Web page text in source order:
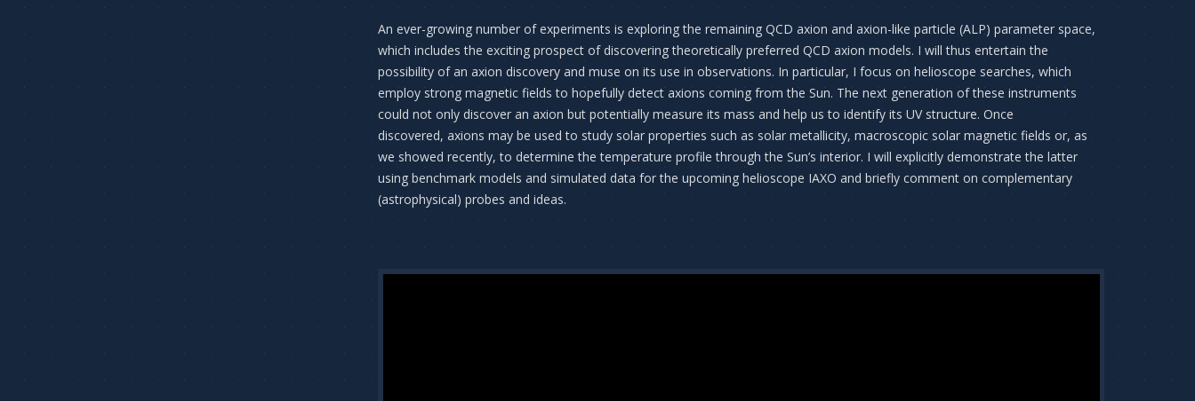
An ever-growing number of experiments is exploring the remaining QCD axion and axion-like particle (ALP) parameter space,
which includes the exciting prospect of discovering theoretically preferred QCD axion models. I will thus entertain the
possibility of an axion discovery and muse on its use in observations. In particular, I focus on helioscope searches, which
employ strong magnetic fields to hopefully detect axions coming from the Sun. The next generation of these instruments
could not only discover an axion but potentially measure its mass and help us to identify its UV structure. Once
discovered, axions may be used to study solar properties such as solar metallicity, macroscopic solar magnetic fields or, as
we showed recently, to determine the temperature profile through the Sun’s interior. I will explicitly demonstrate the latter
using benchmark models and simulated data for the upcoming helioscope IAXO and briefly comment on complementary
(astrophysical) probes and ideas.